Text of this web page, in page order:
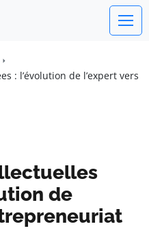
: l’évolution de l’expert vers
de